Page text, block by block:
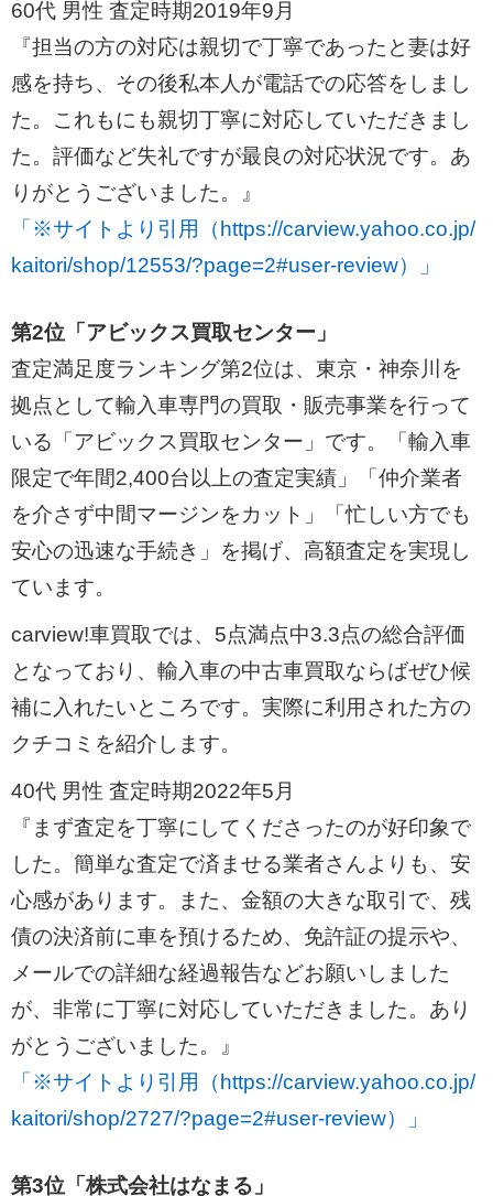
60代 男性 査定時期2019年9月
『担当の方の対応は親切で丁寧であったと妻は好
感を持ち、その後私本人が電話での応答をしまし
た。これもにも親切丁寧に対応していただきまし
た。評価など失礼ですが最良の対応状況です。あ
りがとうございました。』
「※サイトより引用（https://carview.yahoo.co.jp/
kaitori/shop/12553/?page=2#user-review）」
第2位「アビックス買取センター」
査定満足度ランキング第2位は、東京・神奈川を
拠点として輸入車専門の買取・販売事業を行って
いる「アビックス買取センター」です。「輸入車
限定で年間2,400台以上の査定実績」「仲介業者
を介さず中間マージンをカット」「忙しい方でも
安心の迅速な手続き」を掲げ、高額査定を実現し
ています。
carview!車買取では、5点満点中3.3点の総合評価
となっており、輸入車の中古車買取ならばぜひ候
補に入れたいところです。実際に利用された方の
クチコミを紹介します。
40代 男性 査定時期2022年5月
『まず査定を丁寧にしてくださったのが好印象で
した。簡単な査定で済ませる業者さんよりも、安
心感があります。また、金額の大きな取引で、残
債の決済前に車を預けるため、免許証の提示や、
メールでの詳細な経過報告などお願いしました
が、非常に丁寧に対応していただきました。あり
がとうございました。』
「※サイトより引用（https://carview.yahoo.co.jp/
kaitori/shop/2727/?page=2#user-review）」
第3位「株式会社はなまる」